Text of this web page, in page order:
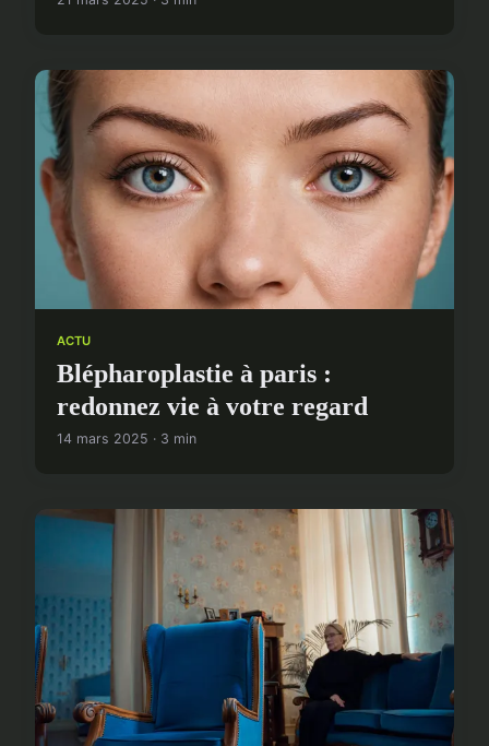
ACTU
Blépharoplastie à paris :
redonnez vie à votre regard
14 mars 2025 · 3 min